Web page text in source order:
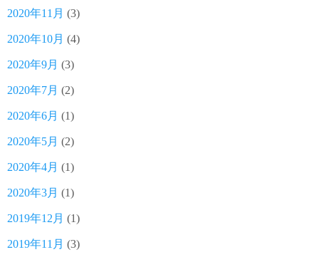
2020年11月 (3)
2020年10月 (4)
2020年9月 (3)
2020年7月 (2)
2020年6月 (1)
2020年5月 (2)
2020年4月 (1)
2020年3月 (1)
2019年12月 (1)
2019年11月 (3)